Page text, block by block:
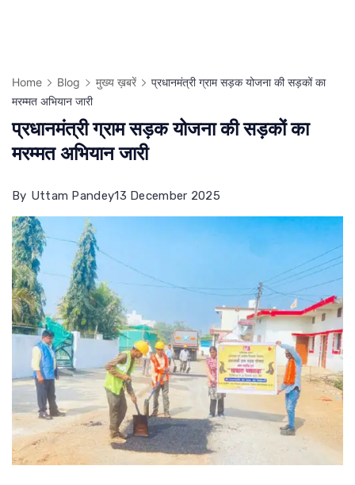
Home Blog मुख्य ख़बरें
प्रधानमंत्री ग्राम सड़क योजना की सड़कों का
मरम्मत अभियान जारी
प्रधानमंत्री ग्राम सड़क योजना की सड़कों का
मरम्मत अभियान जारी
By Uttam Pandey13 December 2025